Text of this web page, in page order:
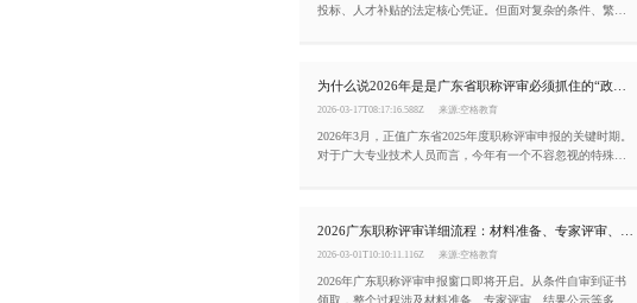
投标、人才补贴的法定核心凭证。但面对复杂的条件、繁多
为什么说2026年是是广东省职称评审必须抓住的“政策窗口期”？
2026-03-17T08:17:16.588Z 来源:空格教育
2026年3月，正值广东省2025年度职称评审申报的关键时期。
对于广大专业技术人员而言，今年有一个不容忽视的特殊背
整评审，现行改革周期将于2027年5月1日结束。
2026-03-01T10:10:11.116Z 来源:空格教育
2026年广东职称评审申报窗口即将开启。从条件自审到证书
领取，整个过程涉及材料准备、专家评审、结果公示等多个